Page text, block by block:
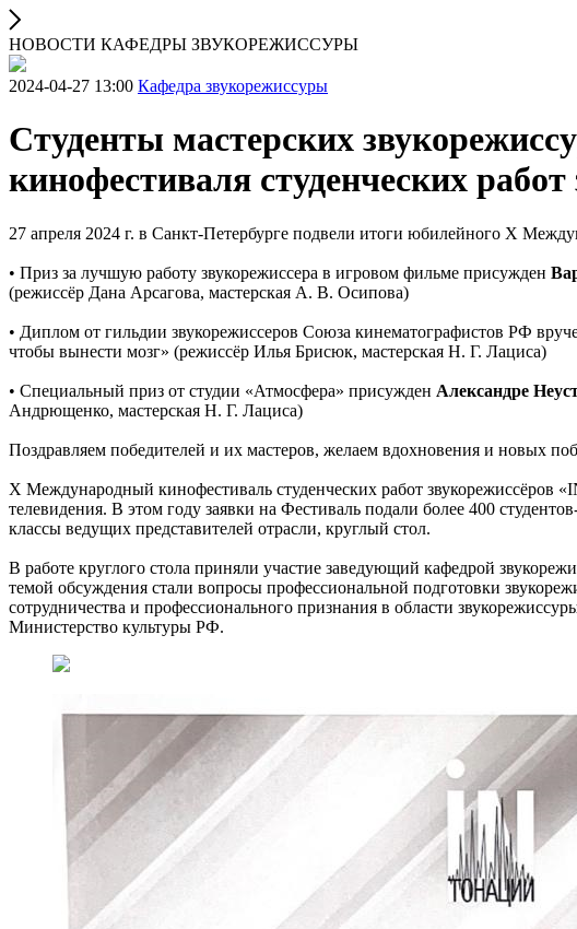
НОВОСТИ КАФЕДРЫ ЗВУКОРЕЖИССУРЫ
2024-04-27 13:00 Кафедра звукорежиссуры
Студенты мастерских
кинофестиваля студенческих
27 апреля 2024 г. в Санкт-Петербурге подвели итоги юбилейного Х
• Приз за лучшую работу звукорежиссера в игровом фильме присужден
(режиссёр Дана Арсагова, мастерская А. В. Осипова)
• Диплом от гильдии звукорежиссеров Союза кинематографистов РФ
чтобы вынести мозг» (режиссёр Илья Брисюк, мастерская Н. Г. Лациса)
• Специальный приз от студии «Атмосфера» присужден Александре
Андрющенко, мастерская Н. Г. Лациса)
Поздравляем победителей и их мастеров, желаем вдохновения и новых
Х Международный кинофестиваль студенческих работ звукорежиссёров
телевидения. В этом году заявки на Фестиваль подали более 400
классы ведущих представителей отрасли, круглый стол.
В работе круглого стола приняли участие заведующий кафедрой
темой обсуждения стали вопросы профессиональной подготовки
сотрудничества и профессионального признания в области
Министерство культуры РФ.